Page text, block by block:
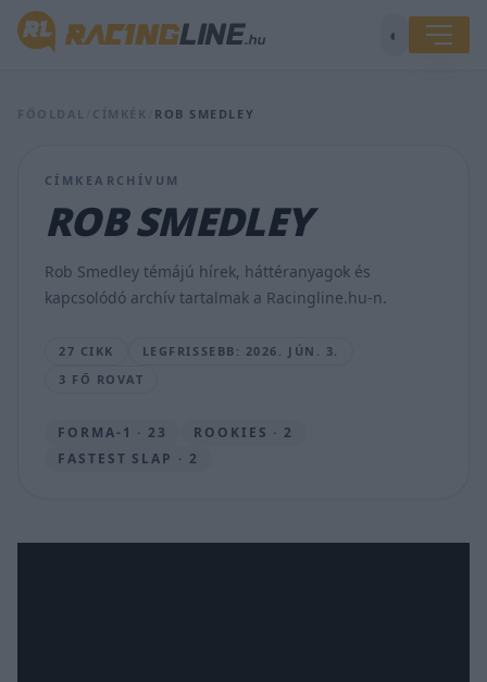
◐
FŐOLDAL CÍMKÉK ROB SMEDLEY
CÍMKEARCHÍVUM
ROB SMEDLEY
Rob Smedley témájú hírek, háttéranyagok és
kapcsolódó archív tartalmak a Racingline.hu-n.
27 CIKK
LEGFRISSEBB: 2026. JÚN. 3.
3 FŐ ROVAT
FORMA-1 · 23
ROOKIES · 2
FASTEST SLAP · 2
A
nem
tudják
mire
Hamilton
furcsa
BOGNÁR